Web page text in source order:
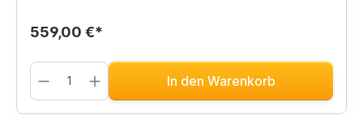
559,00 €*
In den Warenkorb